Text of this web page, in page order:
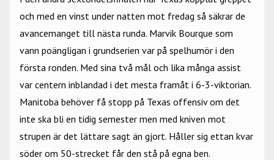
och med en vinst under natten mot fredag så säkrar de
avancemanget till nästa runda. Marvik Bourque som
vann poängligan i grundserien var på spelhumör i den
första ronden. Med sina två mål och lika många assist
var centern inblandad i det mesta framåt i 6-3-viktorian.
Manitoba behöver få stopp på Texas offensiv om det
inte ska bli en tidig semester men med kniven mot
strupen är det lättare sagt än gjort. Håller sig ettan kvar
söder om 50-strecket får den stå på egna ben.